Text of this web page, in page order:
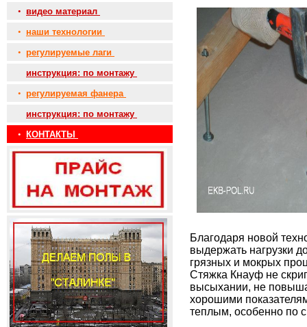
• видео материал
• наши технологии
• регулируемые лаги
инструкция: по монтажу
• регулируемая фанера
инструкция: по монтажу
•
КОНТАКТЫ
Благодаря новой
выдержать нагрузки
грязных и мокрых
Стяжка Кнауф не
высыхании, не
хорошими
теплым, особенно по